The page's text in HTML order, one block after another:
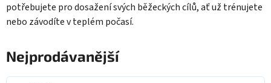
potřebujete pro dosažení svých běžeckých cílů, ať už trénujete
nebo závodíte v teplém počasí.
Nejprodávanější